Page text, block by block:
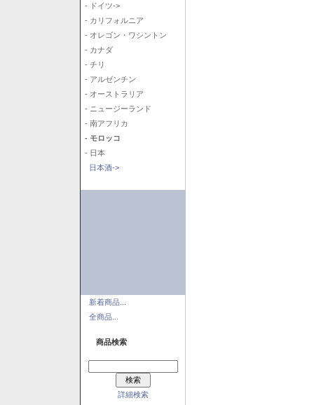
- ドイツ->
- カリフォルニア
- オレゴン・ワシントン
- カナダ
- チリ
- アルゼンチン
- オーストラリア
- ニュージーランド
- 南アフリカ
- モロッコ
- 日本
日本酒->
新着商品...
全商品...
商品検索
詳細検索